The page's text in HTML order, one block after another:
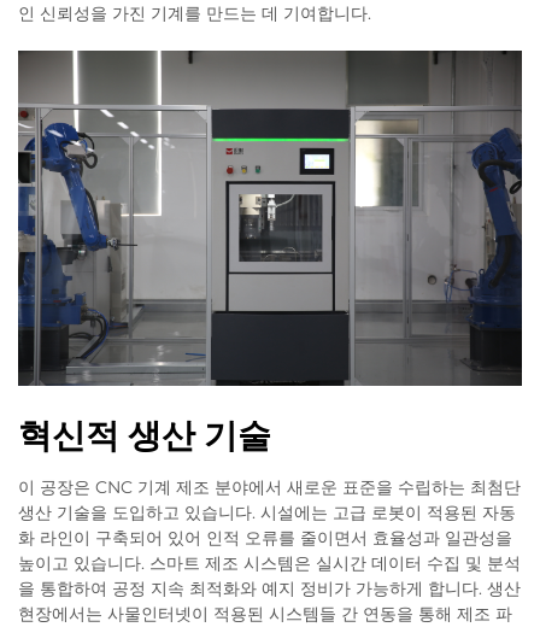
인 신뢰성을 가진 기계를 만드는 데 기여합니다.
혁신적 생산 기술
이 공장은 CNC 기계 제조 분야에서 새로운 표준을 수립하는 최첨단
생산 기술을 도입하고 있습니다. 시설에는 고급 로봇이 적용된 자동
화 라인이 구축되어 있어 인적 오류를 줄이면서 효율성과 일관성을
높이고 있습니다. 스마트 제조 시스템은 실시간 데이터 수집 및 분석
을 통합하여 공정 지속 최적화와 예지 정비가 가능하게 합니다. 생산
현장에서는 사물인터넷이 적용된 시스템들 간 연동을 통해 제조 파